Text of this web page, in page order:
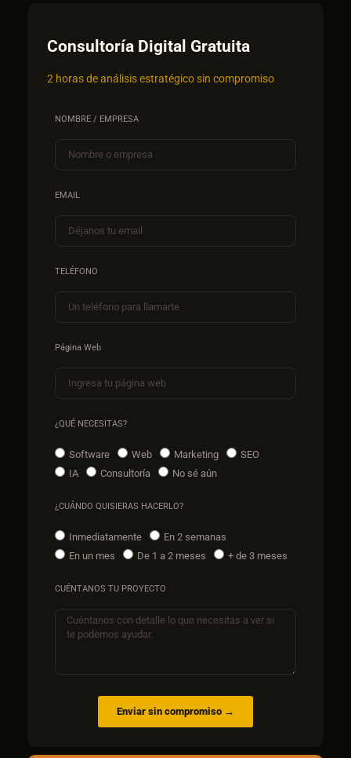
Consultoría Digital Gratuita
2 horas de análisis estratégico sin compromiso
NOMBRE / EMPRESA
EMAIL
TELÉFONO
Página Web
¿QUÉ NECESITAS?
Software Web Marketing
SEO
IA
Consultoría No sé aún
¿CUÁNDO QUISIERAS HACERLO?
Inmediatamente
En 2 semanas
En un mes
De 1 a 2 meses + de 3 meses
CUÉNTANOS TU PROYECTO
Enviar sin compromiso →